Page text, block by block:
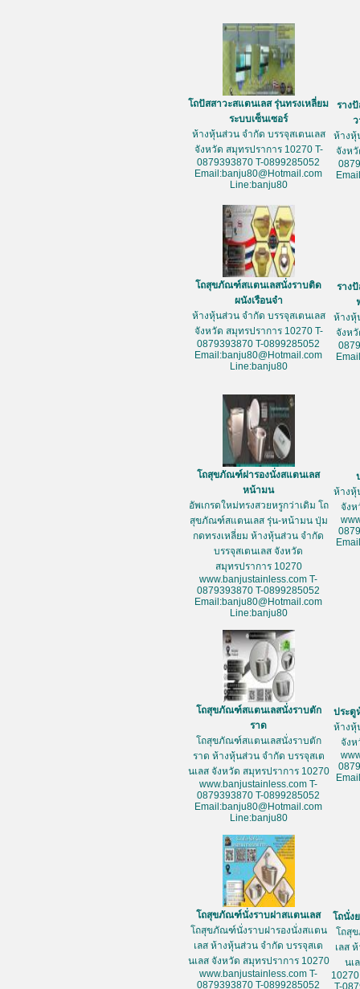
โถปัสสาวะสแตนเลส รุ่นทรงเหลี่ยม
ระบบเซ็นเซอร์
ห้างหุ้นส่วน จำกัด บรรจุสเตนเลส
จังหวัด สมุทรปราการ 10270 T-
0879393870 T-0899285052
Email:banju80@Hotmail.com
Line:banju80
ราง
ห้างหุ้
จังห
โถสุขภัณฑ์สแตนเลสนั่งราบติด
ผนังเรือนจำ
ห้างหุ้นส่วน จำกัด บรรจุสเตนเลส
จังหวัด สมุทรปราการ 10270 T-
0879393870 T-0899285052
Email:banju80@Hotmail.com
Line:banju80
ราง
ห้างหุ้
จังห
โถสุขภัณฑ์ฝารองนั่งสแตนเลส
หน้ามน
อัพเกรดใหม่ทรงสวยหรูกว่าเดิม โถ
สุขภัณฑ์สแตนเลส รุ่น-หน้ามน ปุ่ม
กดทรงเหลี่ยม ห้างหุ้นส่วน จำกัด
บรรจุสเตนเลส จังหวัด
สมุทรปราการ 10270
www.banjustainless.com T-
0879393870 T-0899285052
Email:banju80@Hotmail.com
Line:banju80
ห้างหุ้
จังห
โถสุขภัณฑ์สแตนเลสนั่งราบตัก
ราด
โถสุขภัณฑ์สแตนเลสนั่งราบตัก
ราด ห้างหุ้นส่วน จำกัด บรรจุสเต
นเลส จังหวัด สมุทรปราการ 10270
www.banjustainless.com T-
0879393870 T-0899285052
Email:banju80@Hotmail.com
Line:banju80
ประตู
ห้างหุ้
จังห
โถสุขภัณฑ์นั่งราบฝาสแตนเลส
โถสุขภัณฑ์นั่งราบฝารองนั่งสแตน
เลส ห้างหุ้นส่วน จำกัด บรรจุสเต
นเลส จังหวัด สมุทรปราการ 10270
www.banjustainless.com T-
0879393870 T-0899285052
โถนั่ง
โถสุ
เลส
นเ
T-